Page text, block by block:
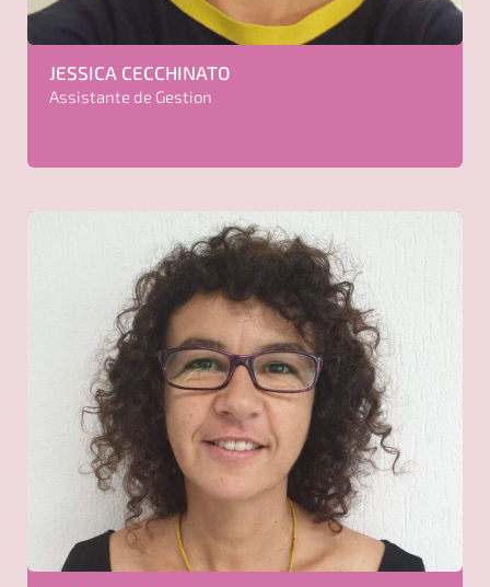
JESSICA CECCHINATO
Assistante de Gestion